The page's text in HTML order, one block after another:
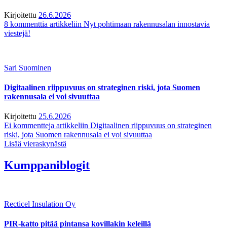
Kirjoitettu 26.6.2026
8 kommenttia artikkeliin Nyt pohtimaan rakennusalan innostavia
viestejä!
Sari Suominen
Digitaalinen riippuvuus on strateginen riski, jota Suomen
rakennusala ei voi sivuuttaa
Kirjoitettu 25.6.2026
Ei kommentteja artikkeliin Digitaalinen riippuvuus on strateginen
riski, jota Suomen rakennusala ei voi sivuuttaa
Lisää vieraskynästä
Kumppaniblogit
Recticel Insulation Oy
PIR-katto pitää pintansa kovillakin keleillä